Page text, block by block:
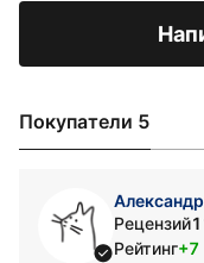
Покупатели 5
Рецензий
Рейтинг+7